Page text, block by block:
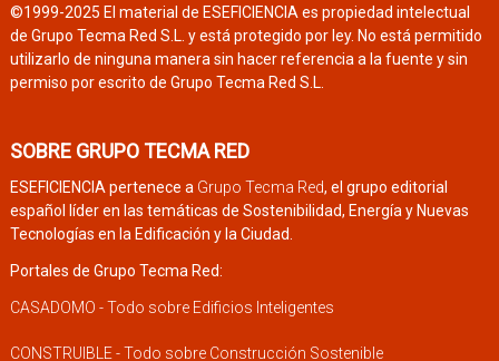
©1999-2025 El material de ESEFICIENCIA es propiedad intelectual
de Grupo Tecma Red S.L. y está protegido por ley. No está permitido
utilizarlo de ninguna manera sin hacer referencia a la fuente y sin
permiso por escrito de Grupo Tecma Red S.L.
SOBRE GRUPO TECMA RED
ESEFICIENCIA pertenece a Grupo Tecma Red, el grupo editorial
español líder en las temáticas de Sostenibilidad, Energía y Nuevas
Tecnologías en la Edificación y la Ciudad.
Portales de Grupo Tecma Red:
CASADOMO - Todo sobre Edificios Inteligentes
CONSTRUIBLE - Todo sobre Construcción Sostenible